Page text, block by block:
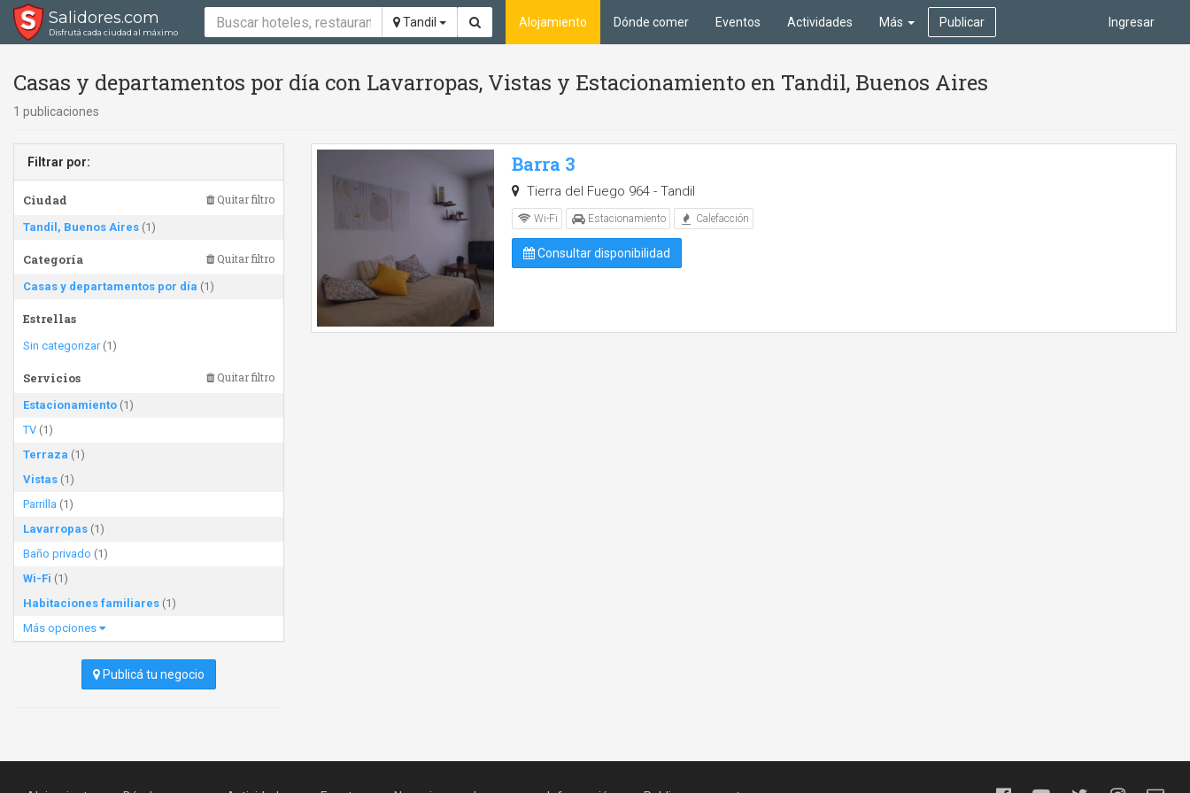
Salidores.com
Disfrutá cada ciudad al máximo
Tandil Ingresar
Alojamiento Dónde comer Eventos Actividades Más Publicar
Casas y departamentos por día con Lavarropas, Vistas y Estacionamiento en Tandil, Buenos Aires
1 publicaciones
Filtrar por:
Ciudad Quitar filtro
Tandil, Buenos Aires (1)
Categoría Quitar filtro
Casas y departamentos por día (1)
Estrellas
Sin categorizar(1)
Servicios Quitar filtro
Estacionamiento (1)
TV (1)
Terraza (1)
Vistas (1)
Parrilla (1)
Lavarropas (1)
Baño privado (1)
Wi-Fi (1)
Habitaciones familiares (1)
Más opciones
Publicá tu negocio
Barra 3
Tierra del Fuego 964 - Tandil
Wi-Fi Estacionamiento Calefacción
Consultar disponibilidad